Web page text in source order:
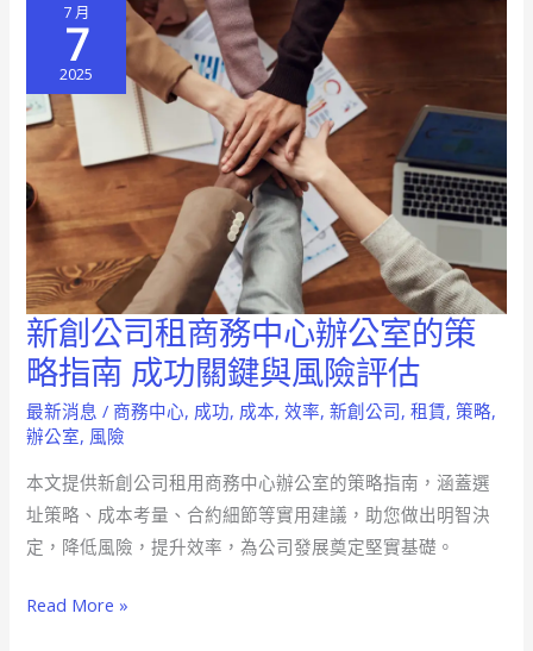
7 月
7
2025
新創公司租商務中心辦公室的策
略指南 成功關鍵與風險評估
最新消息 / 商務中心, 成功, 成本,效率,新創公司,租賃,策略,
辦公室, 風險
本文提供新創公司租用商務中心辦公室的策略指南，涵蓋選
址策略、成本考量、合約細節等實用建議，助您做出明智決
定，降低風險，提升效率，為公司發展奠定堅實基礎。
新
創
公
司
商
務
中
辦
Read More »